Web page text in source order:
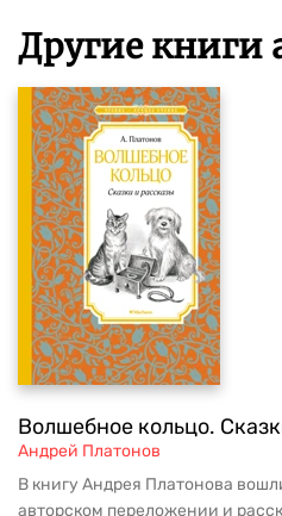
Другие книги
Волшебное кольцо.
Андрей Платонов
В книгу Андрея Платонова
авторском переложении и